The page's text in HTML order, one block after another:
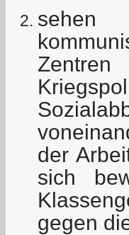
der
sich
gegen